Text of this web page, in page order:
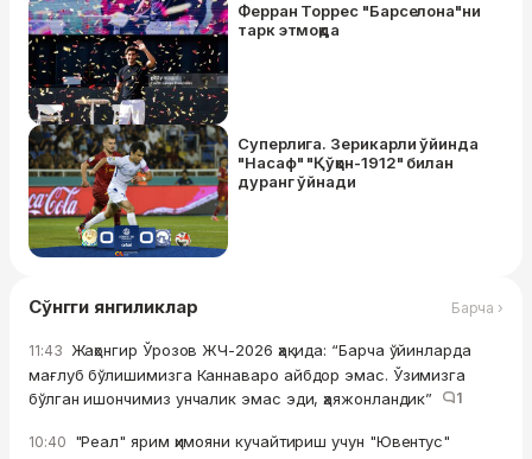
Ферран Торрес "Барселона"ни
тарк этмоқда
Суперлига. Зерикарли ўйинда
"Насаф" "Қўқон-1912" билан
дуранг ўйнади
Сўнгги янгиликлар Барча ›
11:43 Жаҳонгир Ўрозов ЖЧ-2026 ҳақида: “Барча ўйинларда
мағлуб бўлишимизга Каннаваро айбдор эмас. Ўзимизга
бўлган ишончимиз унчалик эмас эди, ҳаяжонландик”
1
10:40 "Реал" ярим ҳимояни кучайтириш учун "Ювентус"